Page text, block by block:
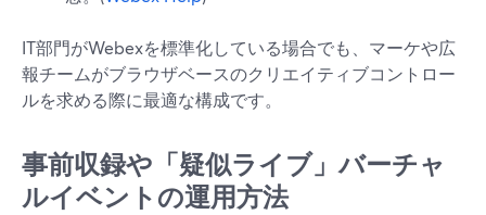
IT部門がWebexを標準化している場合でも、マーケや広
報チームがブラウザベースのクリエイティブコントロー
ルを求める際に最適な構成です。
事前収録や「疑似ライブ」バーチャ
ルイベントの運用方法